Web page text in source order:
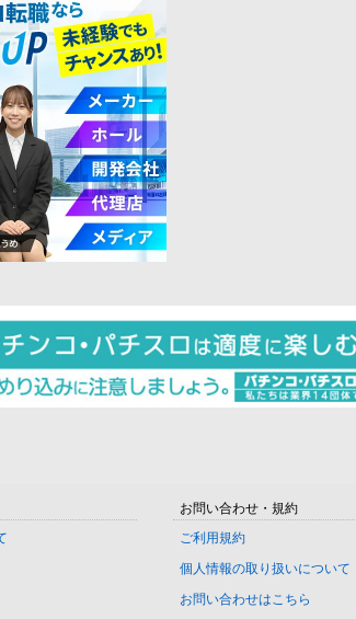
お問い合わせ・規約
ご利用規約
個人情報の取り扱いについて
お問い合わせはこちら